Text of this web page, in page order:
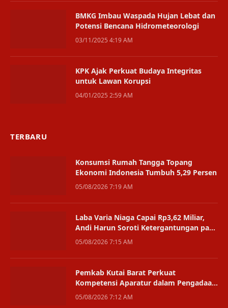
BMKG Imbau Waspada Hujan Lebat dan
Potensi Bencana Hidrometeorologi
03/11/2025 4:19 AM
KPK Ajak Perkuat Budaya Integritas
untuk Lawan Korupsi
04/01/2025 2:59 AM
TERBARU
Konsumsi Rumah Tangga Topang
Ekonomi Indonesia Tumbuh 5,29 Persen
05/08/2026 7:19 AM
Laba Varia Niaga Capai Rp3,62 Miliar,
Andi Harun Soroti Ketergantungan pada
Satu Bisnis
05/08/2026 7:15 AM
Pemkab Kutai Barat Perkuat
Kompetensi Aparatur dalam Pengadaan
Digital
05/08/2026 7:12 AM